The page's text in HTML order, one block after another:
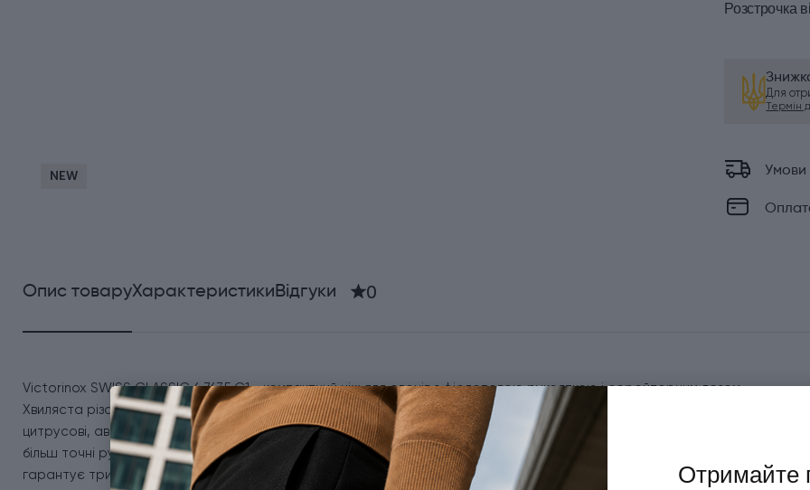
NEW
Розстрочка
Для
Термін
Умови
Опис товаруХарактеристикиВідгуки 0
Victorinox SWISS CLASSIC 6.7635.C1 - компактний ніж для овочів з фіолетовою рукояткою і серейторним лезом.
Хвиляста різальна крайка легко справляється з продуктами з щільною або гладкою шкіркою, такими як помідори,
цитрусові, авокадо, інжир та інші фрукти і овочі. Загострений кінчик спрощує проколювання і дозволяє виконувати
більш точні рухи. Легка ергономічна рукоятка забезпечує комфортний і безпечний хват, а високоякісна сталь
гарантує тривале збереження гостроти. Чудовий вибір для швидкої і акуратної нарізки в будь-яких умовах.Отримайте